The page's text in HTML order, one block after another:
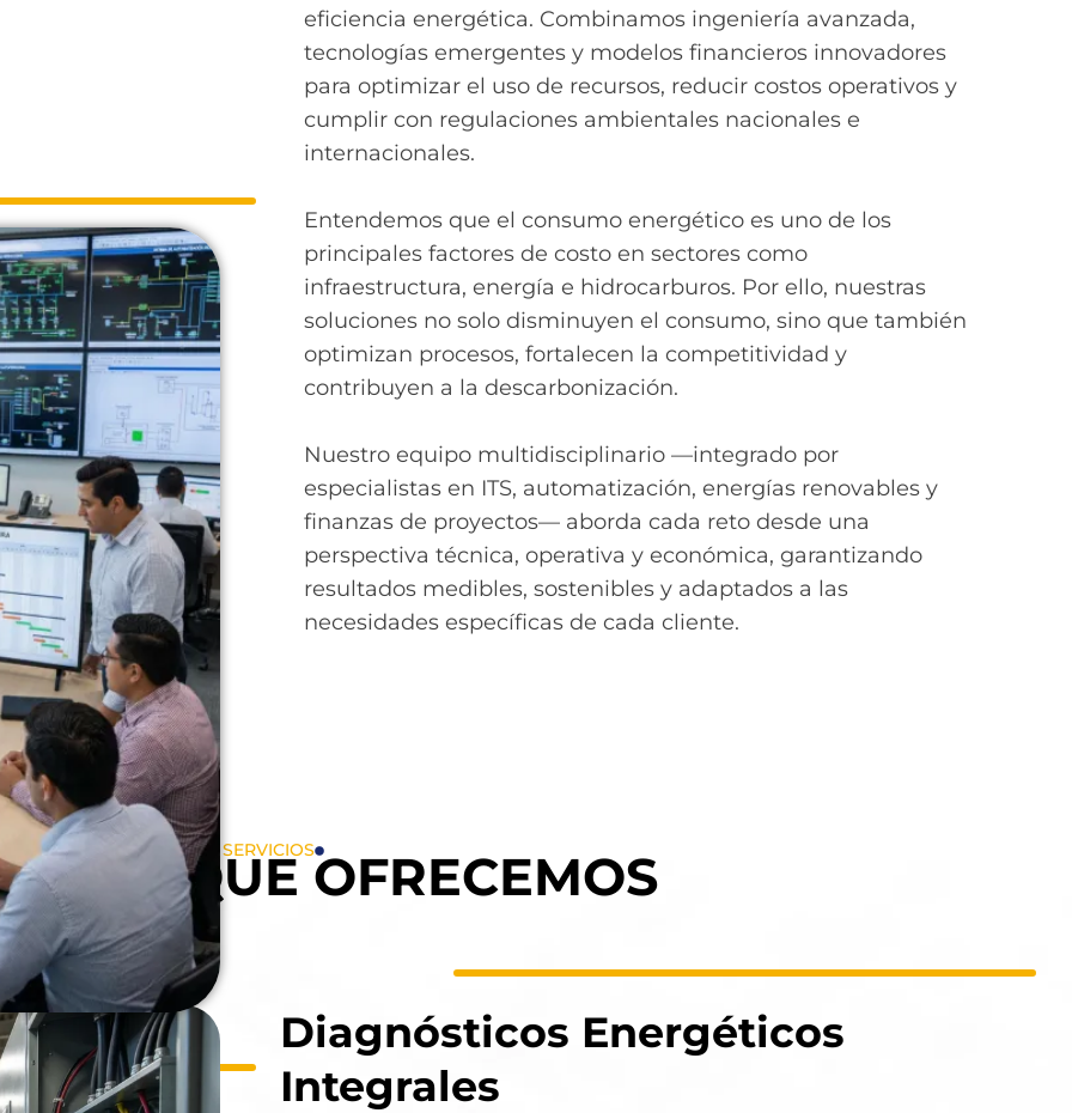
eficiencia energética. Combinamos ingeniería avanzada,
tecnologías emergentes y modelos financieros innovadores
para optimizar el uso de recursos, reducir costos operativos y
cumplir con regulaciones ambientales nacionales e
internacionales.
Entendemos que el consumo energético es uno de los
principales factores de costo en sectores como
infraestructura, energía e hidrocarburos. Por ello, nuestras
soluciones no solo disminuyen el consumo, sino que también
optimizan procesos, fortalecen la competitividad y
contribuyen a la descarbonización.
Nuestro equipo multidisciplinario —integrado por
especialistas en ITS, automatización, energías renovables y
finanzas de proyectos— aborda cada reto desde una
perspectiva técnica, operativa y económica, garantizando
resultados medibles, sostenibles y adaptados a las
necesidades específicas de cada cliente.
SERVICIOS
QUE OFRECEMOS
Diagnósticos Energéticos
Integrales